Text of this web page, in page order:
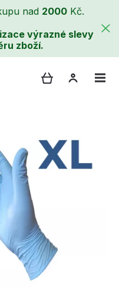
nad 2000 Kč.
výrazné slevy
zboží.